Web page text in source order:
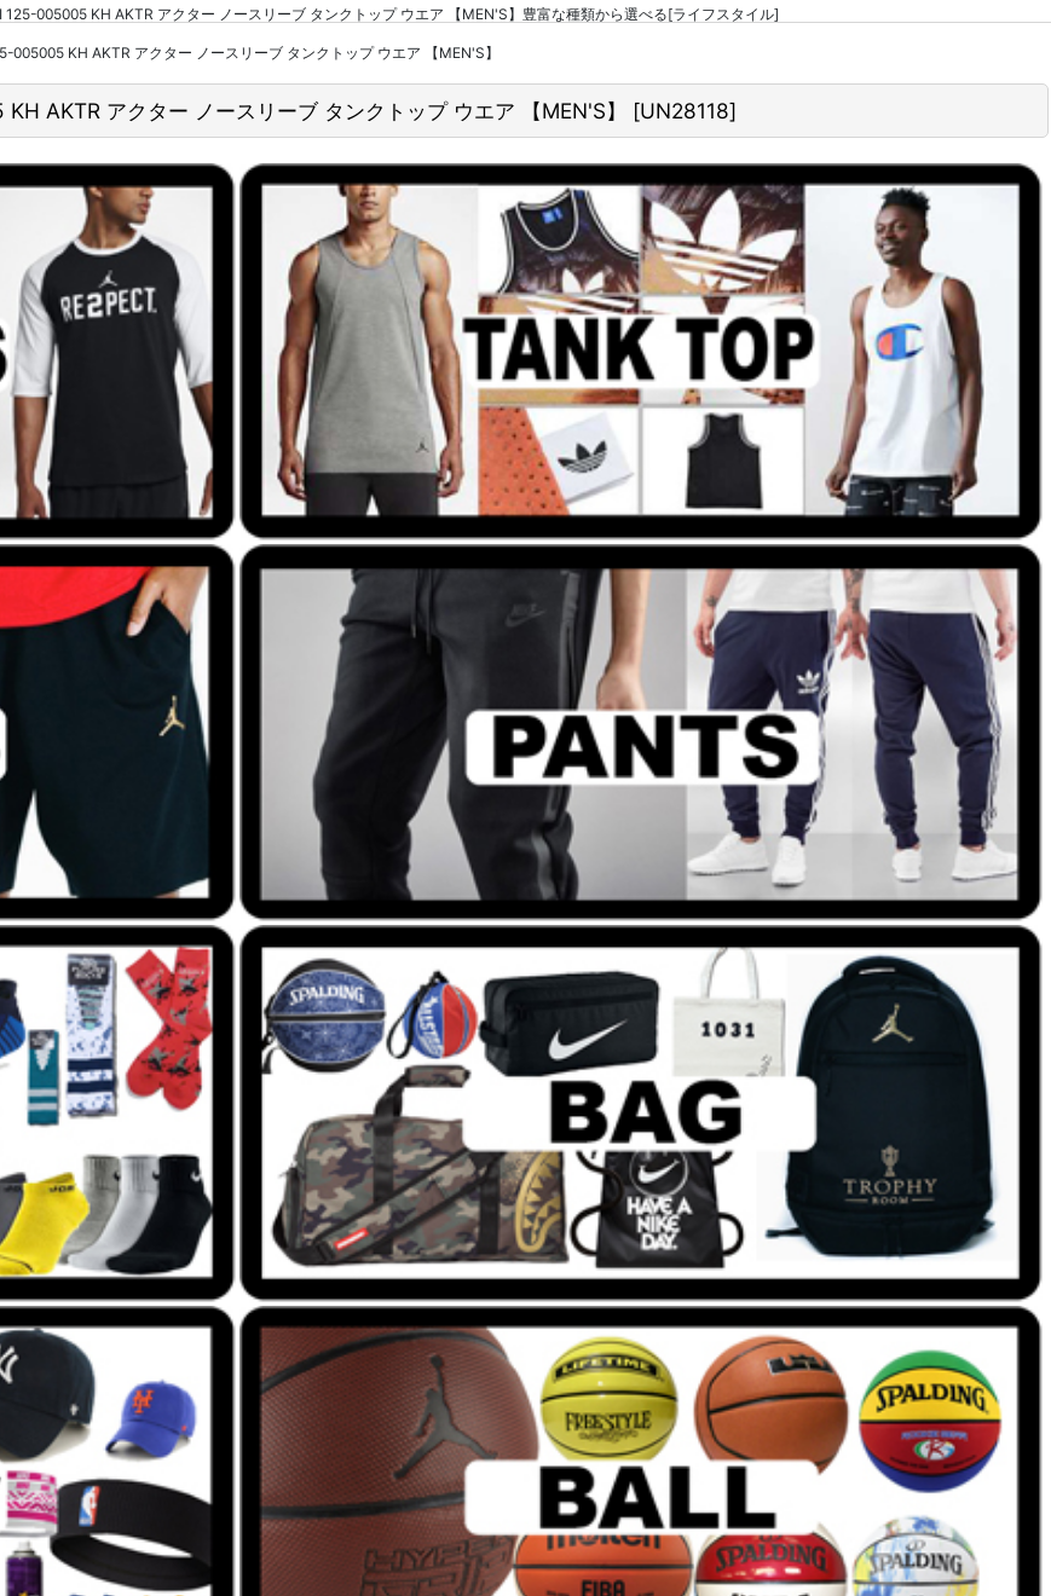
125-005005 KH AKTR アクター ノースリーブ タンクトップ ウエア 【MEN'S】豊富な種類から選べる[ライフスタイル]
005005 KH AKTR アクター ノースリーブ タンクトップ ウエア 【MEN'S】
AKTR アクター ノースリーブ タンクトップ ウエア 【MEN'S】 [UN28118]